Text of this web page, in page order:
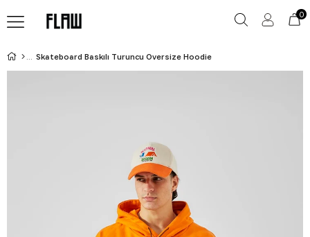
0
Skateboard Baskılı Turuncu Oversize Hoodie